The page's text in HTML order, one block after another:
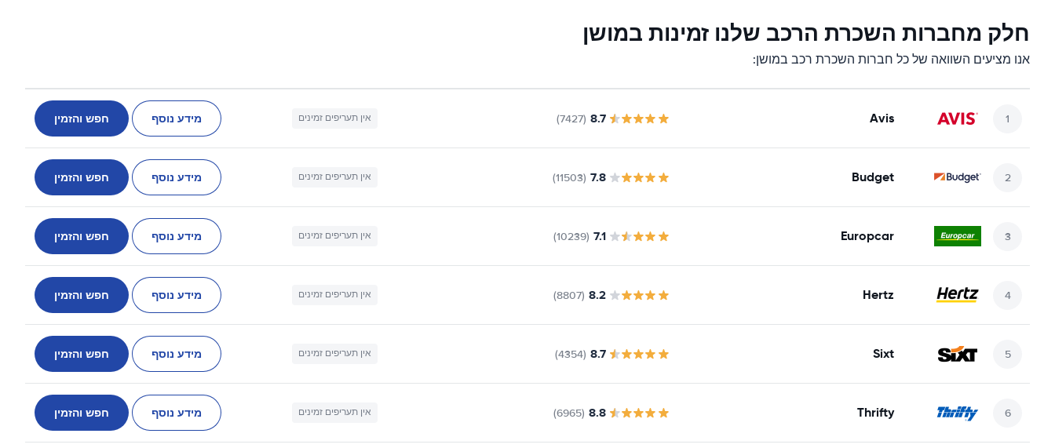
חלק מחברות השכרת הרכב שלנו זמינות במושן
אנו מציעים השוואה של כל חברות השכרת רכב במושן:
Avis
8.7
(7427) אין תעריפים זמינים מידע נוסף חפש והזמין
Budget
7.8
(11503) אין תעריפים זמינים מידע נוסף חפש והזמין
Europcar
7.1
(10239) אין תעריפים זמינים מידע נוסף חפש והזמין
Hertz
8.2
(8807) אין תעריפים זמינים מידע נוסף חפש והזמין
Sixt
8.7
(4354) אין תעריפים זמינים מידע נוסף חפש והזמין
Thrifty
8.8
(6965) אין תעריפים זמינים מידע נוסף חפש והזמין